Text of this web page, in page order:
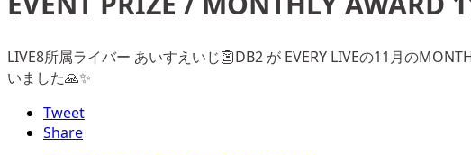
LIVE8所属ライバー あいすえいじ👺DB2 が EVERY LIVEの11月の
いました🙏✨
Tweet
Share